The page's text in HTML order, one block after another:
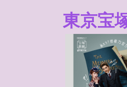
東京宝